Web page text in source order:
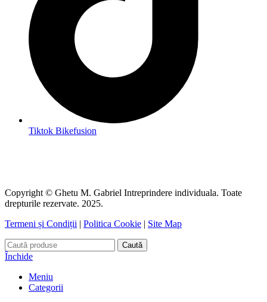
Tiktok Bikefusion
Copyright © Ghetu M. Gabriel Intreprindere individuala. Toate
drepturile rezervate. 2025.
Termeni și Condiții | Politica Cookie | Site Map
Caută
Închide
Meniu
Categorii